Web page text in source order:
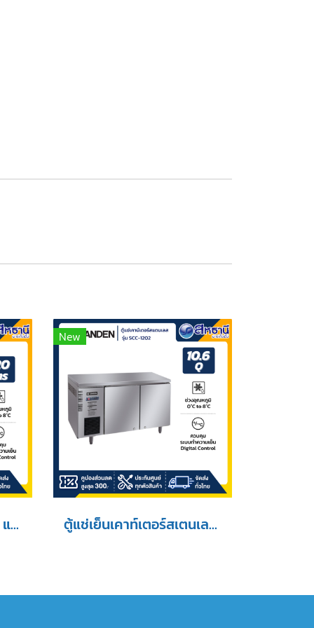
ตู้แช่เคาน์เตอร์สแตนเลส แช่เย็น รุ่น SCC-1502
New
ตู้แช่เย็นเคาท์เตอร์สเตนเลส รุ่น SCC-1202 ความลึก 75 ซม. เกรด201 10.6 คิว [SCC-1202]